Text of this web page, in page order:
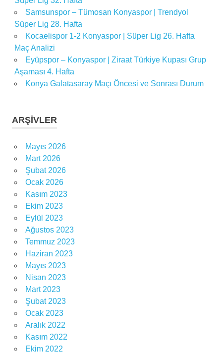
Samsunspor – Tümosan Konyaspor | Trendyol
Süper Lig 28. Hafta
Kocaelispor 1-2 Konyaspor | Süper Lig 26. Hafta
Maç Analizi
Eyüpspor – Konyaspor | Ziraat Türkiye Kupası Grup
Aşaması 4. Hafta
Konya Galatasaray Maçı Öncesi ve Sonrası Durum
ARŞIVLER
Mayıs 2026
Mart 2026
Şubat 2026
Ocak 2026
Kasım 2023
Ekim 2023
Eylül 2023
Ağustos 2023
Temmuz 2023
Haziran 2023
Mayıs 2023
Nisan 2023
Mart 2023
Şubat 2023
Ocak 2023
Aralık 2022
Kasım 2022
Ekim 2022